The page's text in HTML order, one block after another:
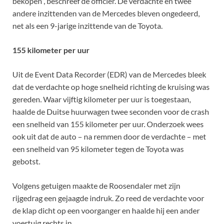
andere inzittenden van de Mercedes bleven ongedeerd,
net als een 9-jarige inzittende van de Toyota.
155 kilometer per uur
Uit de Event Data Recorder (EDR) van de Mercedes bleek
dat de verdachte op hoge snelheid richting de kruising was
gereden. Waar vijftig kilometer per uur is toegestaan,
haalde de Duitse huurwagen twee seconden voor de crash
een snelheid van 155 kilometer per uur. Onderzoek wees
ook uit dat de auto – na remmen door de verdachte – met
een snelheid van 95 kilometer tegen de Toyota was
gebotst.
Volgens getuigen maakte de Roosendaler met zijn
rijgedrag een gejaagde indruk. Zo reed de verdachte voor
de klap dicht op een voorganger en haalde hij een ander